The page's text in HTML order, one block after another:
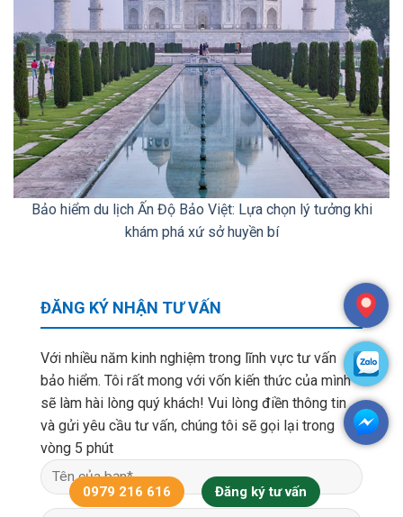
Bảo hiểm du lịch Ấn Độ Bảo Việt: Lựa chọn lý tưởng khi
khám phá xứ sở huyền bí
ĐĂNG KÝ NHẬN TƯ VẤN
Với nhiều năm kinh nghiệm trong lĩnh vực tư vấn
bảo hiểm. Tôi rất mong với vốn kiến thức của mình
sẽ làm hài lòng quý khách! Vui lòng điền thông tin
và gửi yêu cầu tư vấn, chúng tôi sẽ gọi lại trong
vòng 5 phút
0979 216 616 Đăng ký tư vấn